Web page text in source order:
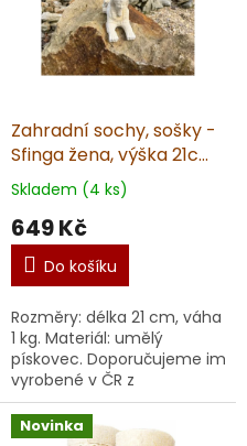
Zahradní sochy, sošky -
Sfinga žena, výška 21cm,
1kg, pískovec
Skladem (4 ks)
649 Kč
Do košíku
Rozměry: délka 21 cm, váha
1 kg. Materiál: umělý
pískovec. Doporučujeme
vyrobené v ČR z
kvalitního umělého
pískovce precizní ruční
Novinka